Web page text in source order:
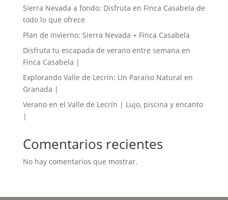
Sierra Nevada a fondo: Disfruta en Finca Casabela de
todo lo que ofrece
Plan de invierno: Sierra Nevada + Finca Casabela
Disfruta tu escapada de verano entre semana en
Finca Casabela |
Explorando Valle de Lecrín: Un Paraíso Natural en
Granada |
Verano en el Valle de Lecrín | Lujo, piscina y encanto
|
Comentarios recientes
No hay comentarios que mostrar.